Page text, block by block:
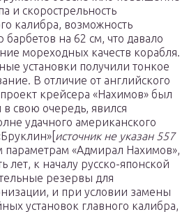
и скорострельность
калибра, возможность
на 62 см, что давало
мореходных качеств корабля.
установки получили тонкое
В отличие от английского
крейсера «Нахимов» был
свою очередь, явился
удачного американского
источник не указан 557
«Адмирал Нахимов»,
лет, к началу русско-японской
резервы для
и при условии замены
установок главного калибра,